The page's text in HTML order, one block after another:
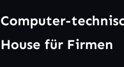
Computer-
House für Firmen